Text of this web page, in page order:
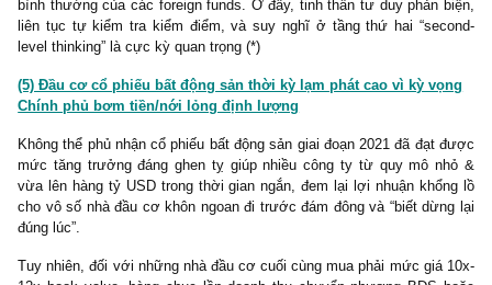
Vì vậy, dữ liệu khối ngoại mua ròng chỉ nên được xem xét
trong những ưu điểm của một cổ phiếu – rằng đang có một
kinh nghiệm đồng tình về triển vọng của cổ phiếu đó. Việc làm
về nhà với đầy đủ các checklist định tính – định lượng – biên
vẫn cần phải được thực hiện một cách kĩ lưỡng, không chủ quan.
khối ngoại, ta cũng không nên lung lay ý chí – bán tháo toàn